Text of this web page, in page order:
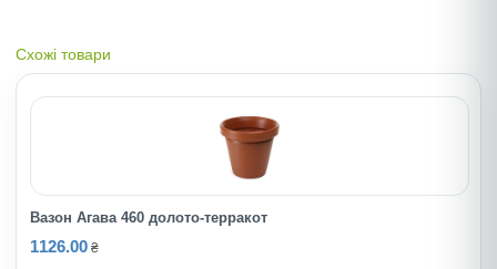
Схожі товари
Вазон Агава 460 долото-терракот
1126.00 ₴